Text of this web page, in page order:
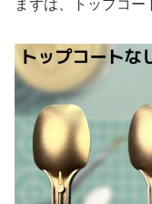
まずは、トップコー